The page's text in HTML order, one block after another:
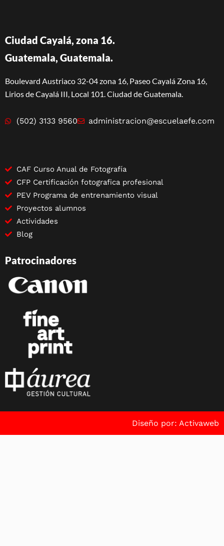
Ciudad Cayalá, zona 16.
Guatemala, Guatemala.
Boulevard Austriaco 32-04 zona 16, Paseo Cayalá Zona 16,
Lirios de Cayalá III, Local 101. Ciudad de Guatemala.
(502) 3133 9560 administracion@escuelaefe.com
CAF Curso Anual de Fotografía
CFP Certificación fotografica profesional
PEV Programa de entrenamiento visual
Proyectos alumnos
Actividades
Blog
Patrocinadores
Diseño por: Activaweb